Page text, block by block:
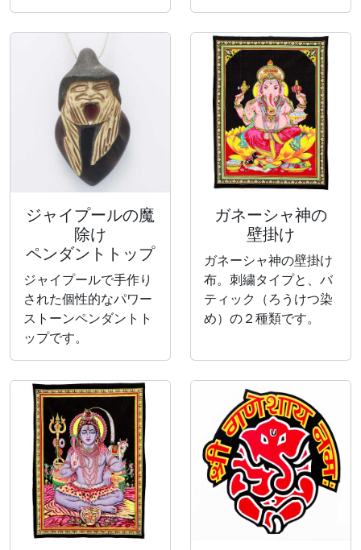
ジャイプールの魔
除け
ペンダントトップ
ジャイプールで手作り
された個性的なパワー
ストーンペンダントト
ップです。
ガネーシャ神の
壁掛け
ガネーシャ神の壁掛け
布。刺繍タイプと、バ
ティック（ろうけつ染
め）の２種類です。